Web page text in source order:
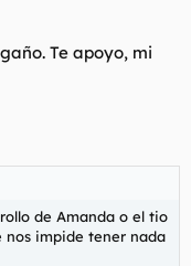
Te apoyo, mi
de Amanda o el tio
nos impide tener nada